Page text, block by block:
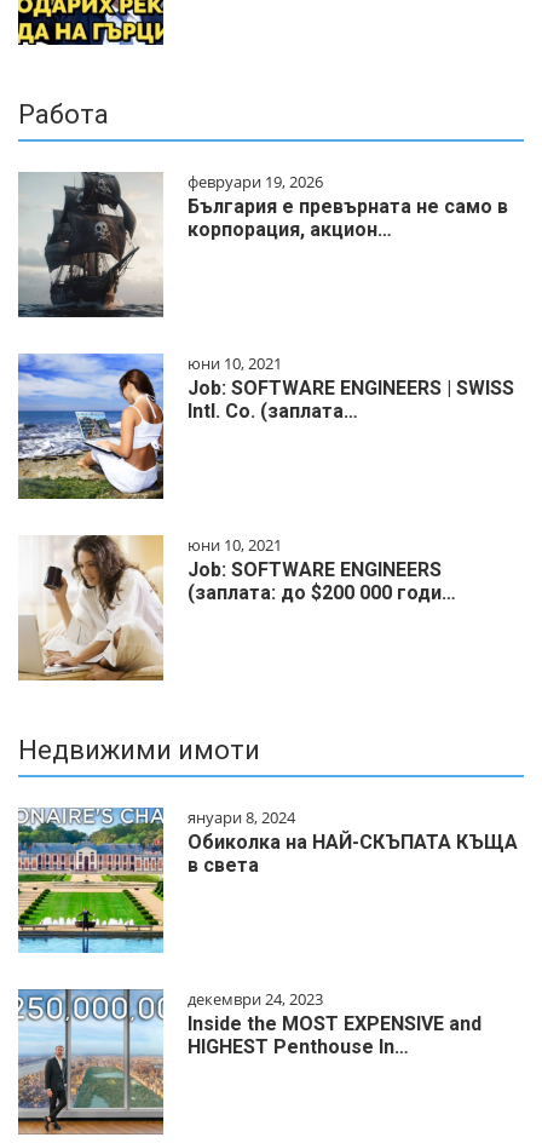
Работа
февруари 19, 2026
България е превърната не само в
корпорация, акцион…
юни 10, 2021
Job: SOFTWARE ENGINEERS | SWISS
Intl. Co. (заплата…
юни 10, 2021
Job: SOFTWARE ENGINEERS
(заплата: до $200 000 годи…
Недвижими имоти
януари 8, 2024
Обиколка на НАЙ-СКЪПАТА КЪЩА
в света
декември 24, 2023
Inside the MOST EXPENSIVE and
HIGHEST Penthouse In…